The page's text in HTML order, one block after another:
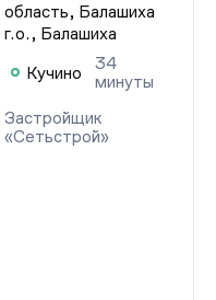
область, Балашиха
г.о., Балашиха
Кучино
34
минуты
Застройщик
«Сетьстрой»